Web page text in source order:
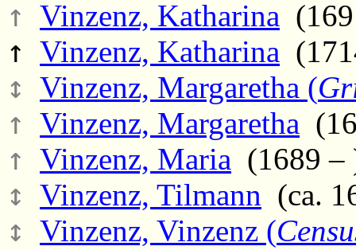
↑ Vinzenz, Katharina
↑ Vinzenz, Katharina
↕ Vinzenz, Margaretha (
↑ Vinzenz, Margaretha
↑ Vinzenz, Maria (1689 –
↕ Vinzenz, Tilmann (ca.
↕ Vinzenz, Vinzenz (